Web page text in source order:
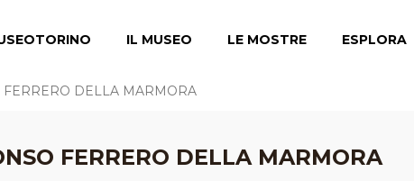
IL MUSEO LE MOSTRE ESPLORA
DELLA MARMORA
FERRERO DELLA MARMORA